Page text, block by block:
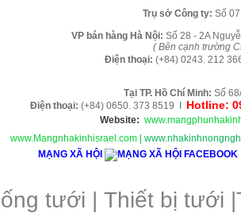
Trụ sở Công ty: Số
VP bán hàng Hà Nội: Số 28 - 2A
( Bên cạnh trường
Điện thoại: (+84) 0243. 212
Tại TP. H ồ Chí Minh: Số
Điện thoại: (+84) 0650. 373 8519 I Hotline:
Website:
www.Mangnhakinhisrael.com
MẠNG XÃ HỘI
tưới | Thiết bị tưới |